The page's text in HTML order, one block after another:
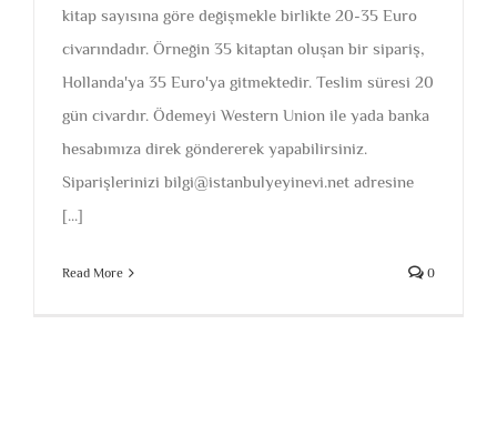
kitap sayısına göre değişmekle birlikte 20-35 Euro
civarındadır. Örneğin 35 kitaptan oluşan bir sipariş,
Hollanda'ya 35 Euro'ya gitmektedir. Teslim süresi 20
gün civardır. Ödemeyi Western Union ile yada banka
hesabımıza direk göndererek yapabilirsiniz.
Siparişlerinizi bilgi@istanbulyeyinevi.net adresine
[...]
Read More 0